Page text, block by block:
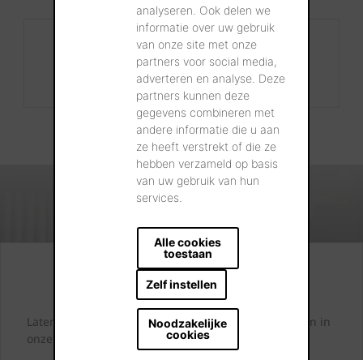
analyseren. Ook delen we
informatie over uw gebruik
van onze site met onze
partners voor social media,
adverteren en analyse. Deze
partners kunnen deze
gegevens combineren met
andere informatie die u aan
ze heeft verstrekt of die ze
hebben verzameld op basis
van uw gebruik van hun
services.
Alle cookies
toestaan
Zelf instellen
Noodzakelijke
cookies
Contact
+32 56 24 96 38
info@wienerberger.be
Kijk. Droom. Kies.
Laten we samen letterlijk uw dromen tastbaar maken in
onze showrooms.